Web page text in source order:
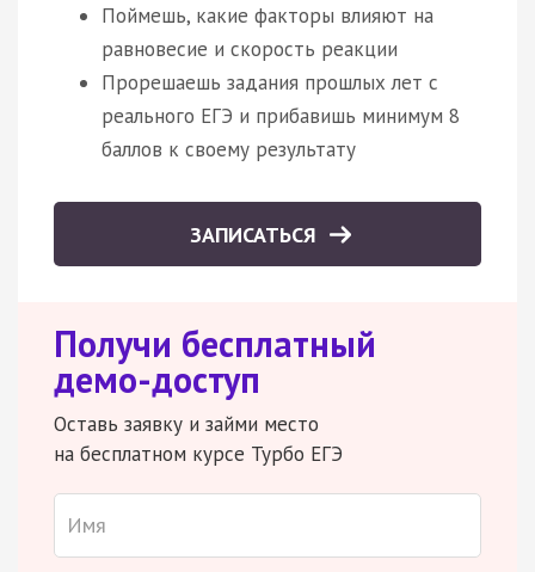
Поймешь, какие факторы влияют на
равновесие и скорость реакции
Прорешаешь задания прошлых лет с
реального ЕГЭ и прибавишь минимум 8
баллов к своему результату
ЗАПИСАТЬСЯ
Получи бесплатный
демо-доступ
Оставь заявку и займи место
на бесплатном курсе Турбо ЕГЭ